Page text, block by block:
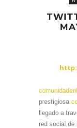
prestigiosa
llegado a
red social de